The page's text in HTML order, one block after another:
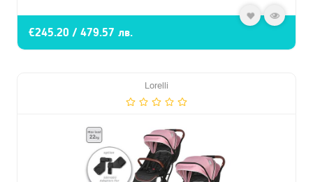
€245.20 / 479.57 лв.
Lorelli